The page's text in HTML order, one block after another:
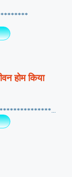
होम किया